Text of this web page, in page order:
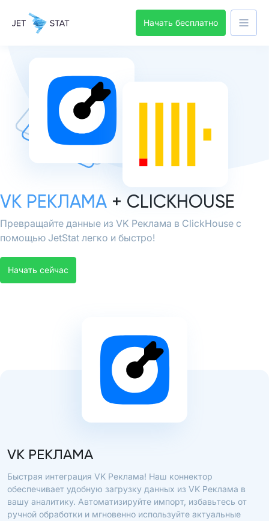
Начать бесплатно
VK РЕКЛАМА + CLICKHOUSE
Превращайте данные из VK Реклама в ClickHouse с
помощью JetStat легко и быстро!
Начать сейчас
VK РЕКЛАМА
Быстрая интеграция VK Реклама! Наш коннектор
обеспечивает удобную загрузку данных из VK Реклама в
вашу аналитику. Автоматизируйте импорт, избавьтесь от
ручной обработки и мгновенно используйте актуальные